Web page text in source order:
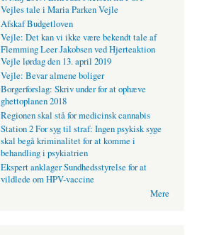
Vejles tale i Maria Parken Vejle
Afskaf Budgetloven
Vejle: Det kan vi ikke være bekendt tale af
Flemming Leer Jakobsen ved Hjerteaktion
Vejle lørdag den 13. april 2019
Vejle: Bevar almene boliger
Borgerforslag: Skriv under for at ophæve
ghettoplanen 2018
Regionen skal stå for medicinsk cannabis
Station 2 For syg til straf: Ingen psykisk syge
skal begå kriminalitet for at komme i
behandling i psykiatrien
Ekspert anklager Sundhedsstyrelse for at
vildlede om HPV-vaccine
Mere